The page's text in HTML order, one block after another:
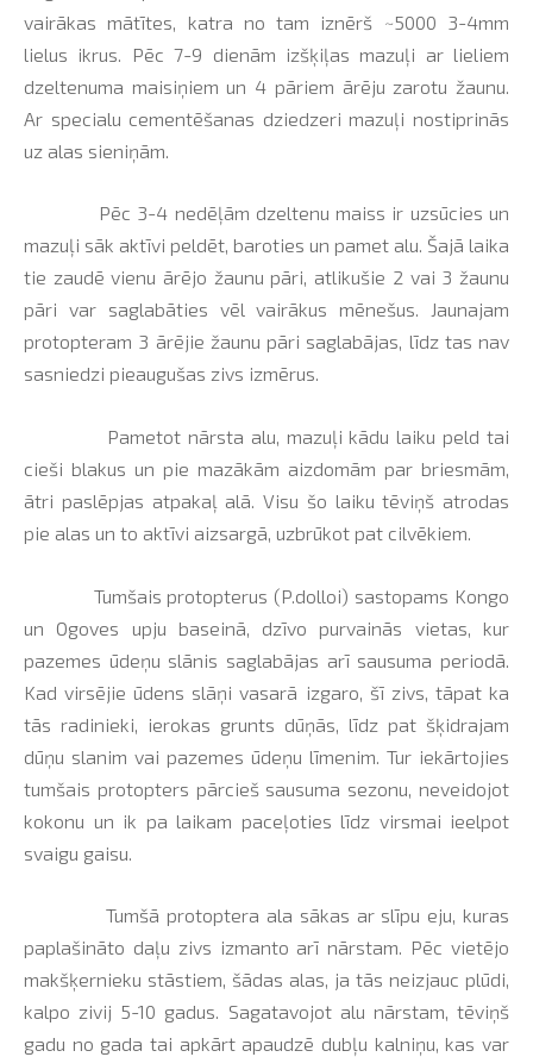
vairākas mātītes, katra no tam iznērš ~5000 3-4mm
lielus ikrus. Pēc 7-9 dienām izšķiļas mazuļi ar lieliem
dzeltenuma maisiņiem un 4 pāriem ārēju zarotu žaunu.
Ar specialu cementēšanas dziedzeri mazuļi nostiprinās
uz alas sieniņām.
Pēc 3-4 nedēļām dzeltenu maiss ir uzsūcies un
mazuļi sāk aktīvi peldēt, baroties un pamet alu. Šajā laika
tie zaudē vienu ārējo žaunu pāri, atlikušie 2 vai 3 žaunu
pāri var saglabāties vēl vairākus mēnešus. Jaunajam
protopteram 3 ārējie žaunu pāri saglabājas, līdz tas nav
sasniedzi pieaugušas zivs izmērus.
Pametot nārsta alu, mazuļi kādu laiku peld tai
cieši blakus un pie mazākām aizdomām par briesmām,
ātri paslēpjas atpakaļ alā. Visu šo laiku tēviņš atrodas
pie alas un to aktīvi aizsargā, uzbrūkot pat cilvēkiem.
Tumšais protopterus (P.dolloi) sastopams Kongo
un Ogoves upju baseinā, dzīvo purvainās vietas, kur
pazemes ūdeņu slānis saglabājas arī sausuma periodā.
Kad virsējie ūdens slāņi vasarā izgaro, šī zivs, tāpat ka
tās radinieki, ierokas grunts dūņās, līdz pat šķidrajam
dūņu slanim vai pazemes ūdeņu līmenim. Tur iekārtojies
tumšais protopters pārcieš sausuma sezonu, neveidojot
kokonu un ik pa laikam paceļoties līdz virsmai ieelpot
svaigu gaisu.
Tumšā protoptera ala sākas ar slīpu eju, kuras
paplašināto daļu zivs izmanto arī nārstam. Pēc vietējo
makšķernieku stāstiem, šādas alas, ja tās neizjauc plūdi,
kalpo zivij 5-10 gadus. Sagatavojot alu nārstam, tēviņš
gadu no gada tai apkārt apaudzē dubļu kalniņu, kas var